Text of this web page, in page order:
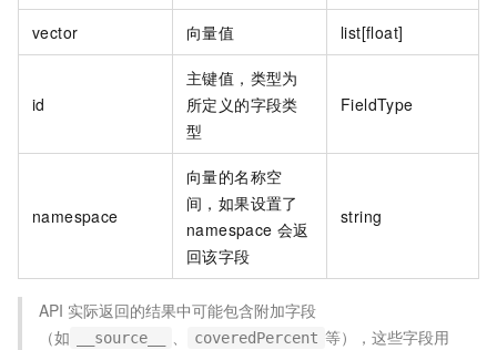
vector 向量值 list[float]
id
主键值，类型为
所定义的字段类
型
FieldType
namespace
向量的名称空
间，如果设置了
namespace 会返
回该字段
string
API 实际返回的结果中可能包含附加字段
（如
__source__ 、 coveredPercent 等），这些字段用